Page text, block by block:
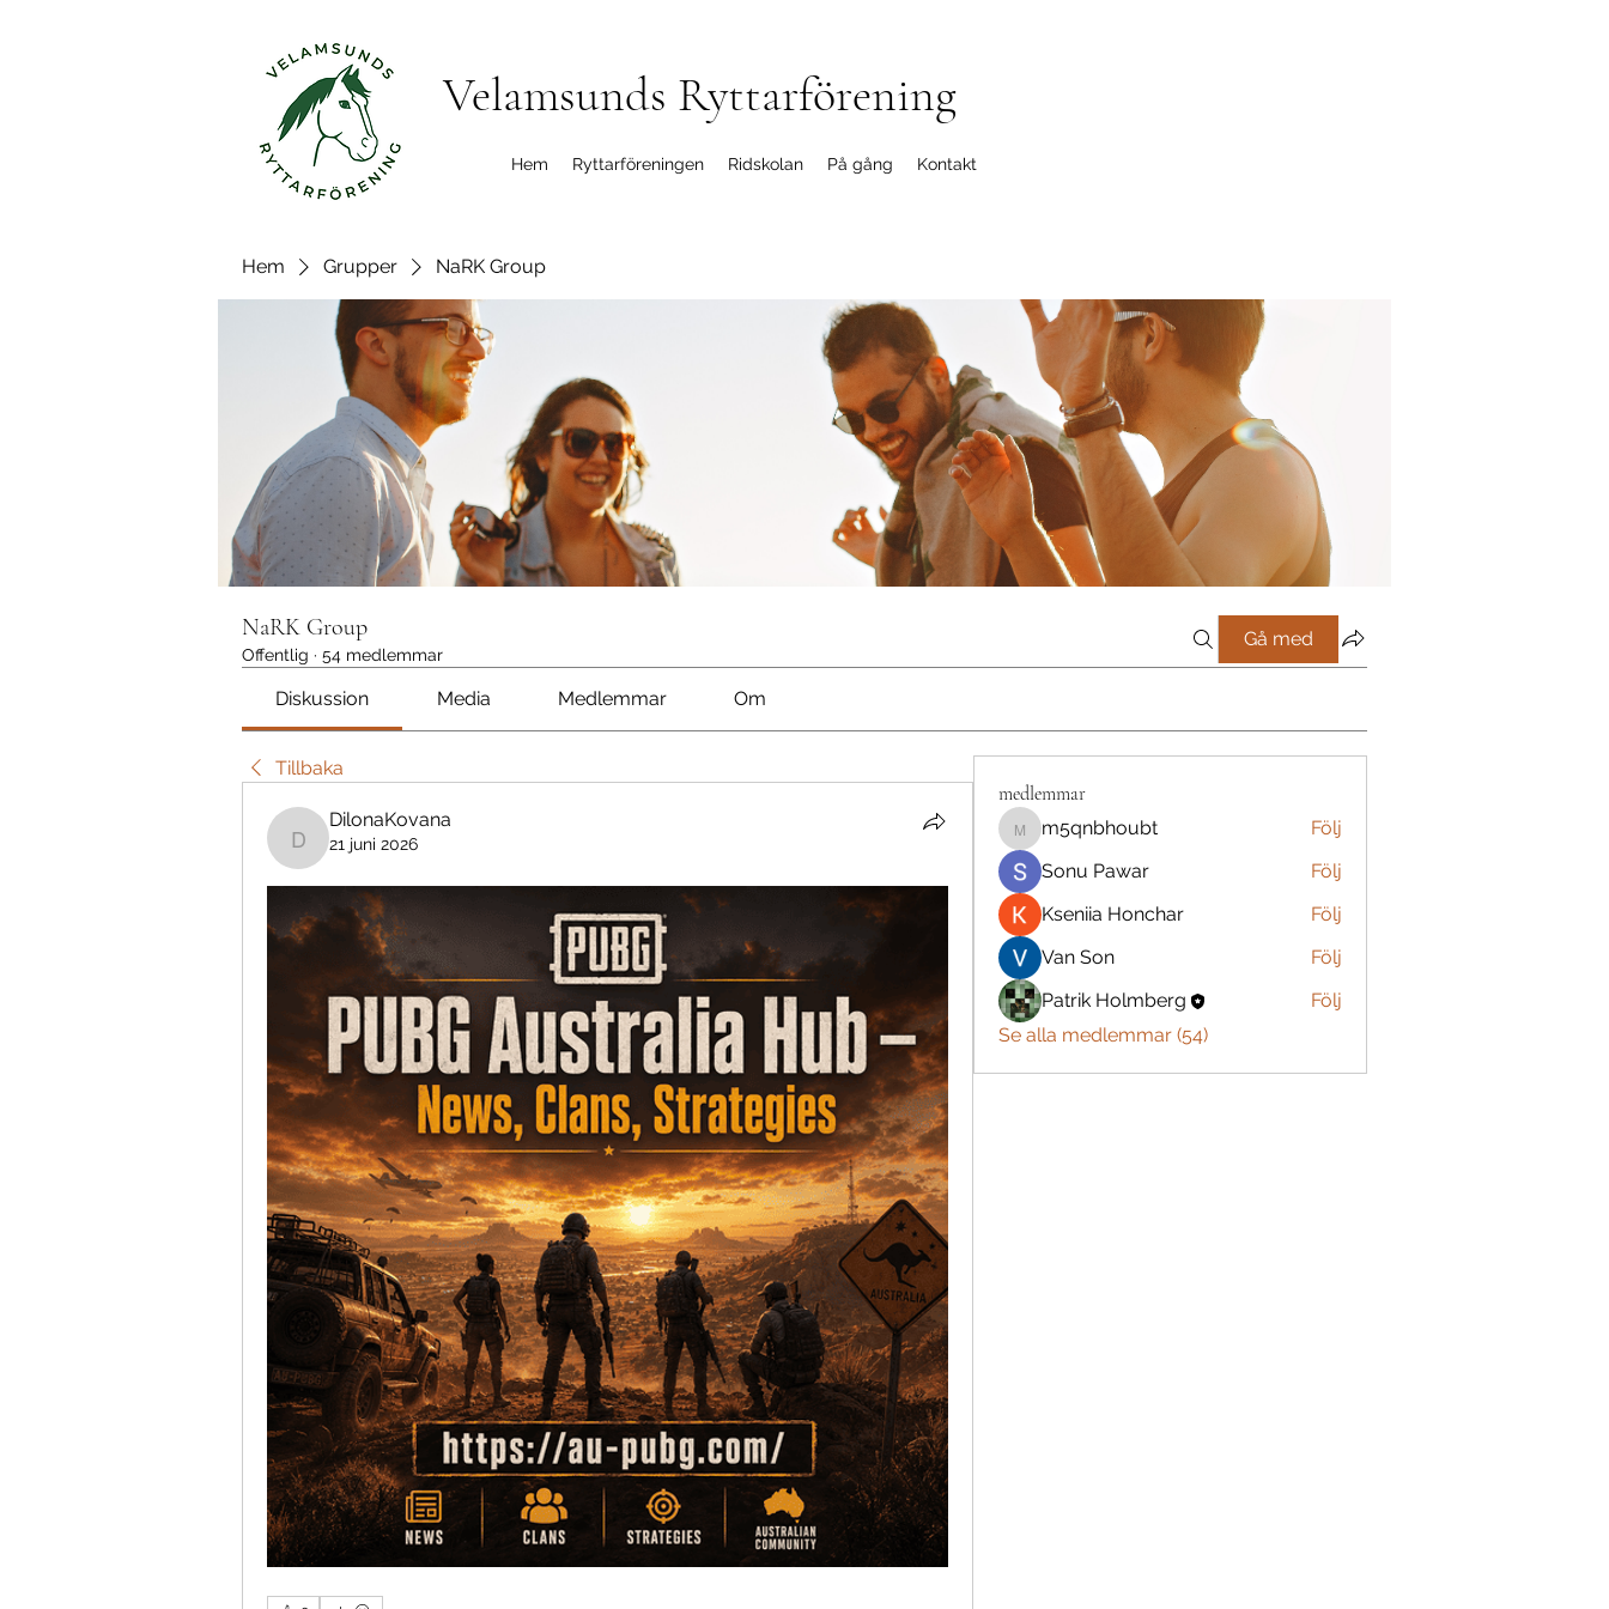
Velamsunds Ryttarförening
Hem Ryttarföreningen Ridskolan På gång Kontakt
Hem Grupper NaRK Group
NaRK Group
Offentlig · 54 medlemmar
Gå med
Diskussion Media Medlemmar Om
Tillbaka
DilonaKovana
DilonaKovana
21 juni 2026
medlemmar
m5qnbhoubt
m5qnbhoubt
Följ
Sonu Pawar
Följ
Kseniia Honchar
Följ
Van Son
Följ
Patrik Holmberg
Följ
Se alla medlemmar (54)